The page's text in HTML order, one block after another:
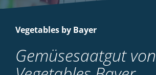
Vegetables by Bayer
Gemüsesaatgut von